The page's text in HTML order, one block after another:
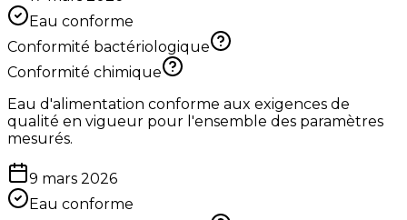
Eau conforme
Conformité bactériologique
Conformité chimique
Eau d'alimentation conforme aux exigences de
qualité en vigueur pour l'ensemble des paramètres
mesurés.
9 mars 2026
Eau conforme